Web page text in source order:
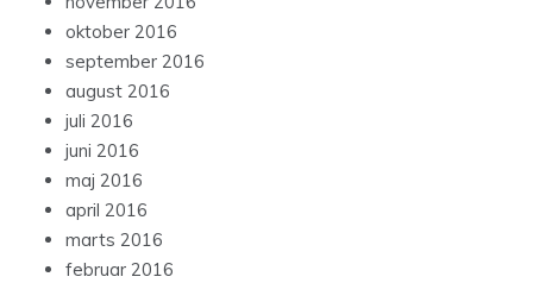
oktober 2016
september 2016
august 2016
juli 2016
juni 2016
maj 2016
april 2016
marts 2016
februar 2016